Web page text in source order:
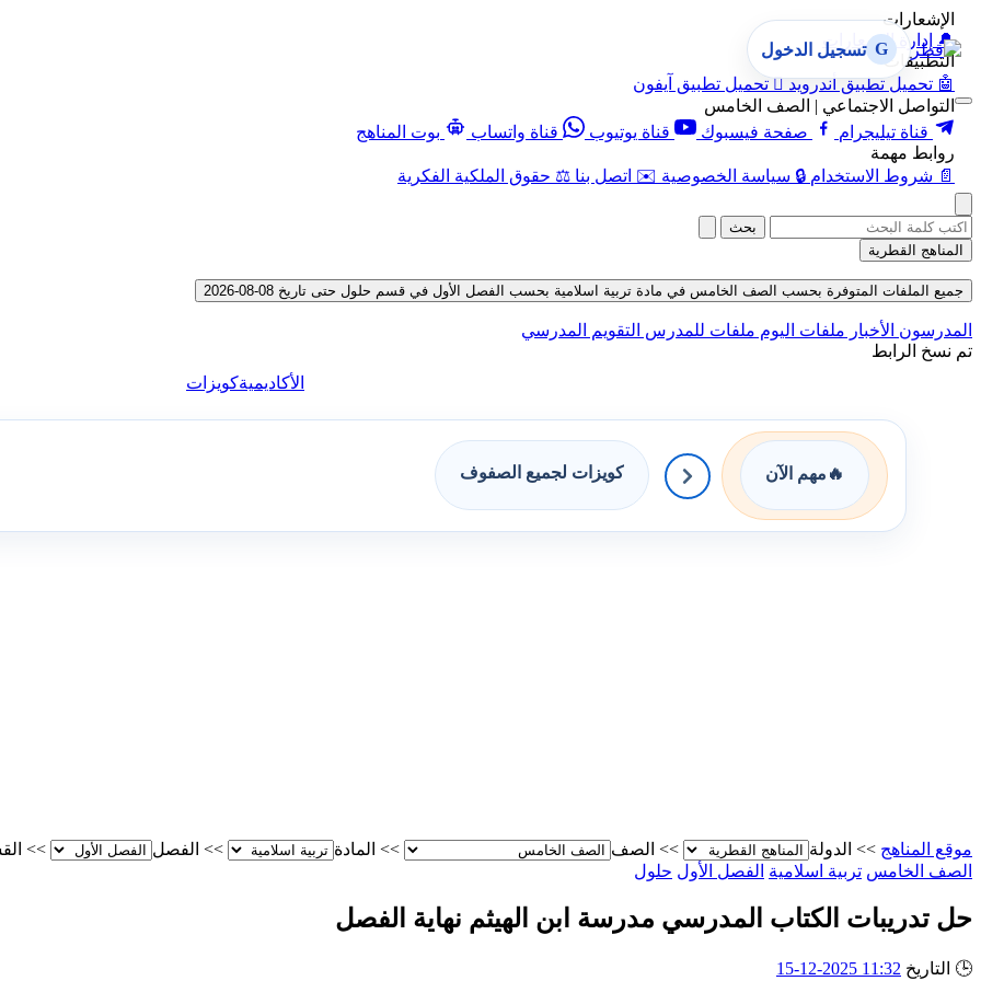
الإشعارات
🔔 إدارة الإشعارات
التطبيقات
🤖 تحميل تطبيق أندرويد  تحميل تطبيق آيفون
التواصل الاجتماعي | الصف الخامس
قناة تيليجرام
صفحة فيسبوك قناة يوتيوب قناة واتساب
بوت المناهج
روابط مهمة
📄 شروط الاستخدام 🔒 سياسة الخصوصية ✉️ اتصل بنا ⚖️ حقوق الملكية الفكرية
G تسجيل الدخول
بحث
المناهج القطرية
جميع الملفات المتوفرة بحسب الصف الخامس في مادة تربية اسلامية بحسب الفصل الأول في قسم حلول حتى تاريخ 08-08-2026
المدرسون الأخبار ملفات اليوم ملفات للمدرس التقويم المدرسي
تم نسخ الرابط
الأكاديميةكويزات
🔥 مهم الآن كويزات لجميع الصفوف
موقع المناهج >> الدولة >> الصف >> المادة >> الفصل >>
الصف الخامس تربية اسلامية الفصل الأول حلول
حل تدريبات الكتاب المدرسي مدرسة ابن الهيثم نهاية الفصل
🕒 التاريخ 11:32 2025-12-15